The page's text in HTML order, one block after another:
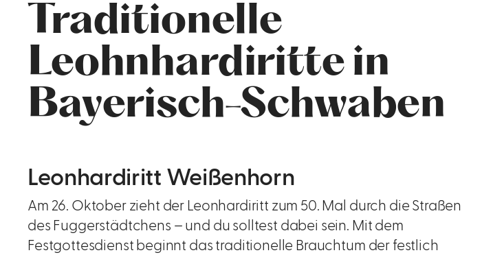
Traditionelle
Leohnhardiritte in
Bayerisch-Schwaben
Leonhardiritt Weißenhorn
Am 26. Oktober zieht der Leonhardiritt zum 50. Mal durch die Straßen
des Fuggerstädtchens – und du solltest dabei sein. Mit dem
Festgottesdienst beginnt das traditionelle Brauchtum der festlich